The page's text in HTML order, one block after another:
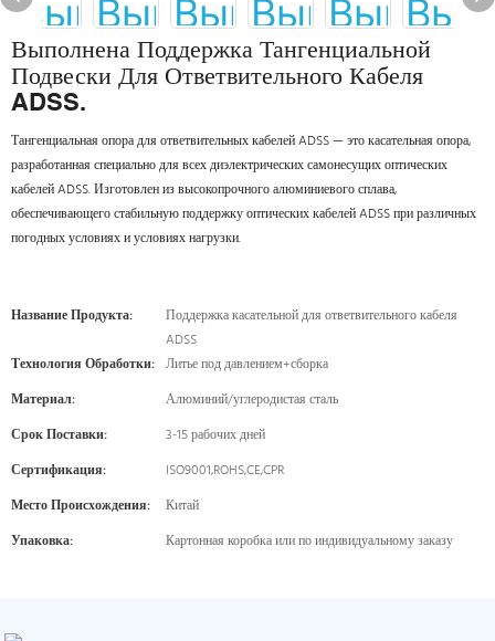
Выполнена Поддержка Тангенциальной
Подвески Для Ответвительного Кабеля
ADSS.
Тангенциальная опора для ответвительных кабелей ADSS — это касательная опора,
разработанная специально для всех диэлектрических самонесущих оптических
кабелей ADSS. Изготовлен из высокопрочного алюминиевого сплава,
обеспечивающего стабильную поддержку оптических кабелей ADSS при различных
погодных условиях и условиях нагрузки.
Название Продукта:
Поддержка касательной для ответвительного кабеля
ADSS
Технология Обработки: Литье под давлением+сборка
Материал:
Алюминий/углеродистая сталь
Срок Поставки:
3-15 рабочих дней
Сертификация:
ISO9001,ROHS,CE,CPR
Место Происхождения:
Китай
Упаковка:
Картонная коробка или по индивидуальному заказу